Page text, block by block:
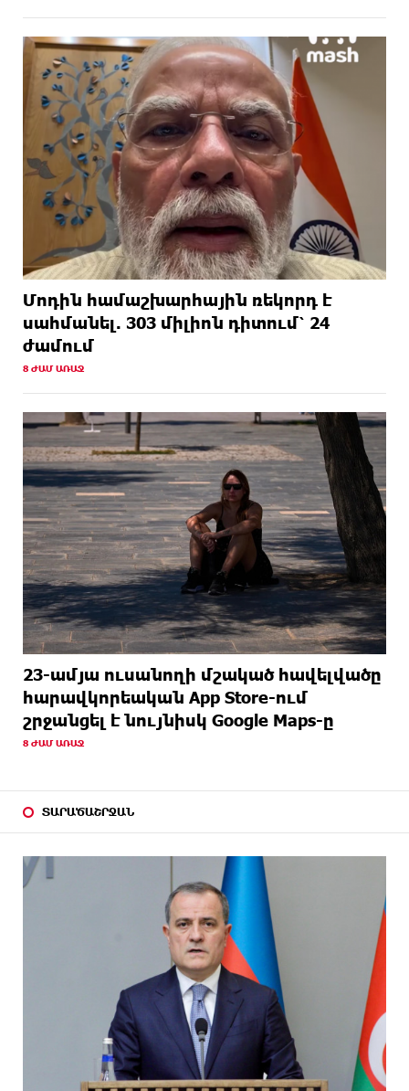
Մոդին համաշխարհային ռեկորդ է
սահմանել. 303 միլիոն դիտում՝ 24
ժամում
8 ԺԱՄ ԱՌԱՋ
23-ամյա ուսանողի մշակած հավելվածը
հարավկորեական App Store-ում
շրջանցել է նույնիսկ Google Maps-ը
8 ԺԱՄ ԱՌԱՋ
ՏԱՐԱԾԱՇՐՋԱՆ